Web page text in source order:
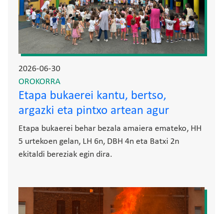
2026-06-30
OROKORRA
Etapa bukaerei kantu, bertso,
argazki eta pintxo artean agur
Etapa bukaerei behar bezala amaiera emateko, HH
5 urtekoen gelan, LH 6n, DBH 4n eta Batxi 2n
ekitaldi bereziak egin dira.
Irudia